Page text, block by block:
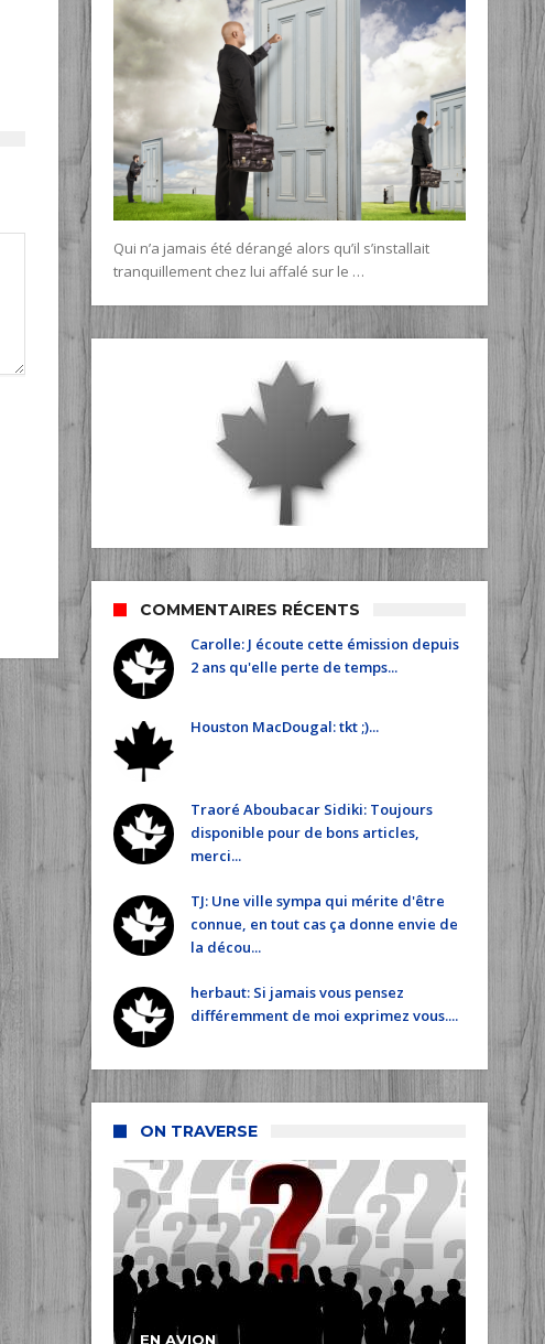
Qui n’a jamais été dérangé alors qu’il s’installait
tranquillement chez lui affalé sur le …
COMMENTAIRES RÉCENTS
Carolle: J écoute cette émission depuis
2 ans qu'elle perte de temps...
Houston MacDougal: tkt ;)...
Traoré Aboubacar Sidiki: Toujours
disponible pour de bons articles,
merci...
TJ: Une ville sympa qui mérite d'être
connue, en tout cas ça donne envie de
la décou...
herbaut: Si jamais vous pensez
différemment de moi exprimez vous....
ON TRAVERSE
EN AVION